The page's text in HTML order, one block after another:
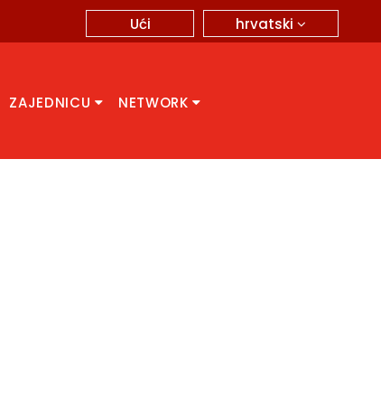
hrvatski
Ući
ZAJEDNICU NETWORK